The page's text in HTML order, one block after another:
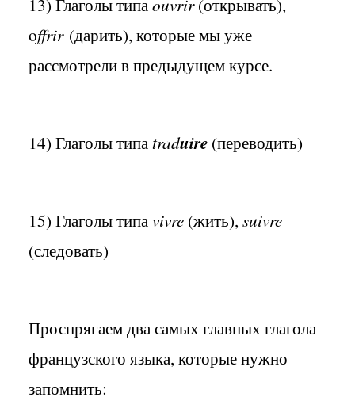
offrir(дарить), которые мы уже
рассмотрели в предыдущем курсе.
14) Глаголы типа traduire (переводить)
15) Глаголы типаvivre (жить), suivre
(следовать)
Проспрягаем два самых главных глагола
французского языка, которые нужно
запомнить: